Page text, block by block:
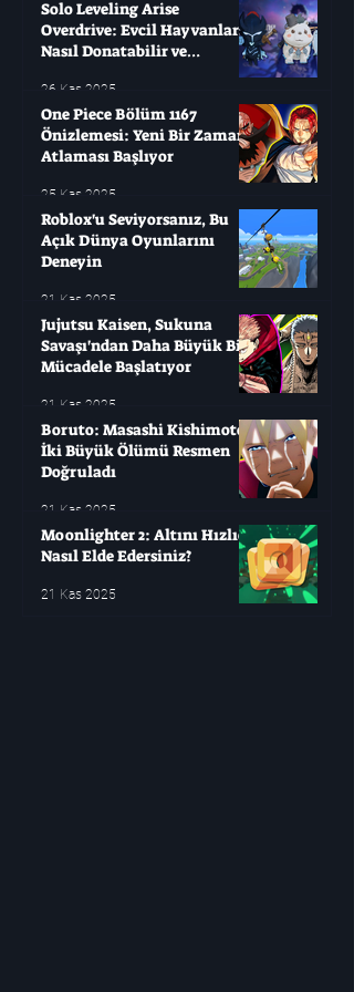
Solo Leveling Arise
Overdrive: Evcil Hayvanları
Nasıl Donatabilir ve
26 Kas 2025
One Piece Bölüm 1167
Önizlemesi: Yeni Bir Zaman
Atlaması Başlıyor
25 Kas 2025
Roblox'u Seviyorsanız, Bu
Açık Dünya Oyunlarını
Deneyin
21 Kas 2025
Jujutsu Kaisen, Sukuna
Savaşı'ndan Daha Büyük Bir
Mücadele Başlatıyor
21 Kas 2025
Boruto: Masashi Kishimoto
İki Büyük Ölümü Resmen
Doğruladı
21 Kas 2025
Moonlighter 2: Altını Hızlıca
Nasıl Elde Edersiniz?
21 Kas 2025